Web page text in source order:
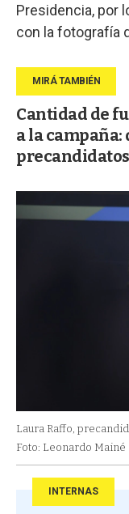
Presidencia, por
con la fotografía
Cantidad de
a la
precandidatos
Laura Raffo,
Foto: Leonardo Mainé
INTERNAS